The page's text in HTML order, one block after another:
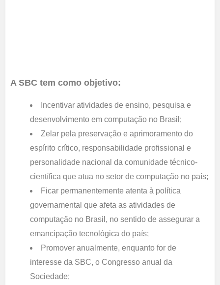
A SBC tem como objetivo:
Incentivar atividades de ensino, pesquisa e
desenvolvimento em computação no Brasil;
Zelar pela preservação e aprimoramento do
espírito crítico, responsabilidade profissional e
personalidade nacional da comunidade técnico-
científica que atua no setor de computação no país;
Ficar permanentemente atenta à política
governamental que afeta as atividades de
computação no Brasil, no sentido de assegurar a
emancipação tecnológica do país;
Promover anualmente, enquanto for de
interesse da SBC, o Congresso anual da
Sociedade;